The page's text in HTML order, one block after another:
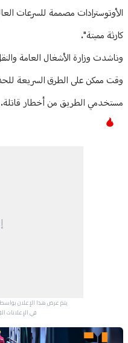
الأوتوسترادات مصممة للسرعات
كارثة مميتة".
وناشدت وزارة الأشغال العامة
وقت ممكن على الطرق السريعة للحد
مستخدمي الطريق من أخطار قاتلة.
في الإعلانات
Advertisement Section